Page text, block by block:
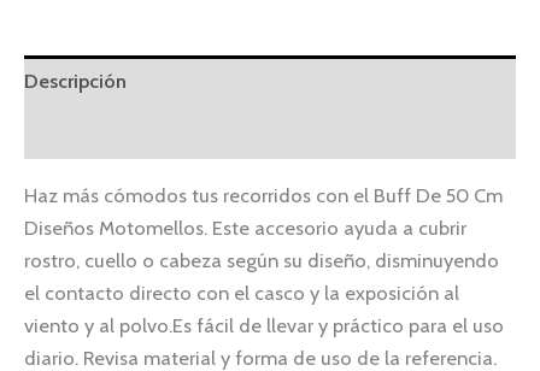
Descripción
Haz más cómodos tus recorridos con el Buff De 50 Cm
Diseños Motomellos. Este accesorio ayuda a cubrir
rostro, cuello o cabeza según su diseño, disminuyendo
el contacto directo con el casco y la exposición al
viento y al polvo.Es fácil de llevar y práctico para el uso
diario. Revisa material y forma de uso de la referencia.